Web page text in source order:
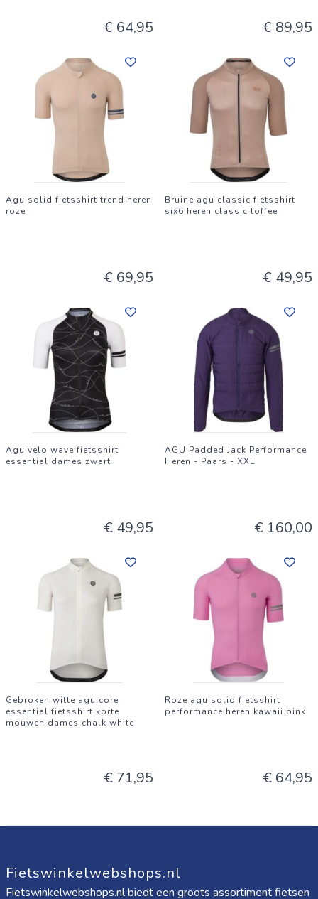
€ 64,95 € 89,95
Agu solid fietsshirt trend heren
roze
€ 69,95
Bruine agu classic fietsshirt
six6 heren classic toffee
€ 49,95
Agu velo wave fietsshirt
essential dames zwart
€ 49,95
AGU Padded Jack Performance
Heren - Paars - XXL
€ 160,00
Gebroken witte agu core
essential fietsshirt korte
mouwen dames chalk white
€ 71,95
Roze agu solid fietsshirt
performance heren kawaii pink
€ 64,95
Fietswinkelwebshops.nl
Fietswinkelwebshops.nl biedt een groots assortiment fietsen